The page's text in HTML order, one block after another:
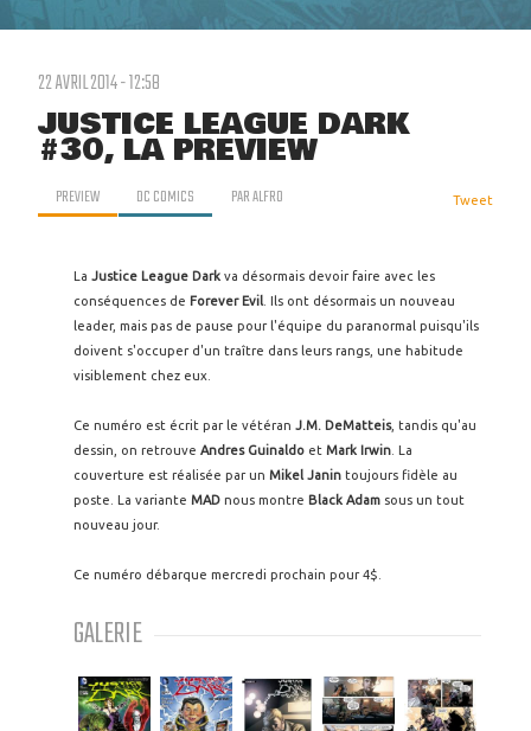
22 AVRIL 2014 - 12:58
JUSTICE LEAGUE DARK
#30, LA PREVIEW
PREVIEW DC COMICS PARALFRO Tweet
La Justice League Dark va désormais devoir faire avec les
conséquences de Forever Evil . Ils ont désormais un nouveau
leader, mais pas de pause pour l'équipe du paranormal puisqu'ils
doivent s'occuper d'un traître dans leurs rangs, une habitude
visiblement chez eux.
Ce numéro est écrit par le vétéran J.M. DeMatteis, tandis qu'au
dessin, on retrouve Andres Guinaldo et Mark Irwin . La
couverture est réalisée par un Mikel Janin toujours fidèle au
poste. La variante MAD nous montre Black Adam sous un tout
nouveau jour.
Ce numéro débarque mercredi prochain pour 4$.
GALERIE